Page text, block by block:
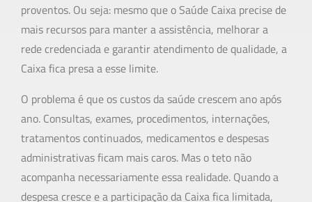
proventos. Ou seja: mesmo que o Saúde Caixa precise de
mais recursos para manter a assistência, melhorar a
rede credenciada e garantir atendimento de qualidade, a
Caixa fica presa a esse limite.
O problema é que os custos da saúde crescem ano após
ano. Consultas, exames, procedimentos, internações,
tratamentos continuados, medicamentos e despesas
administrativas ficam mais caros. Mas o teto não
acompanha necessariamente essa realidade. Quando a
despesa cresce e a participação da Caixa fica limitada,